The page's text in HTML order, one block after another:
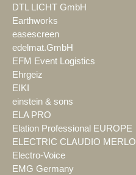
DTL LICHT GmbH
Earthworks
easescreen
edelmat.GmbH
EFM Event Logistics
Ehrgeiz
EIKI
einstein & sons
ELA PRO
Elation Professional EUROPE
ELECTRIC CLAUDIO MERLO
Electro-Voice
EMG Germany